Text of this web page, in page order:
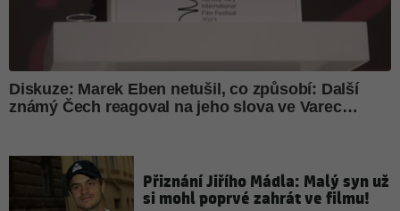
Přiznání Jiřího Mádla: Malý syn už
si mohl poprvé zahrát ve filmu!